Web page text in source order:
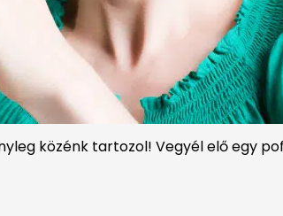
közénk tartozol! Vegyél elő egy